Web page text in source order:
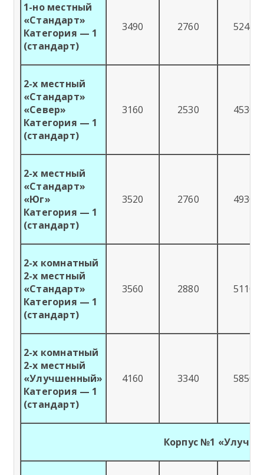
1-но местный
«Стандарт»
Категория — 1
(стандарт)
3490 2760 5240
2-х местный
«Стандарт»
«Север»
Категория — 1
(стандарт)
3160 2530 4530
2-х местный
«Стандарт»
«Юг»
Категория — 1
(стандарт)
3520 2760 4930
2-х комнатный
2-х местный
«Стандарт»
Категория — 1
(стандарт)
3560 2880 5110
2-х комнатный
2-х местный
«Улучшенный»
Категория — 1
(стандарт)
4160 3340 5850
Корпус №1